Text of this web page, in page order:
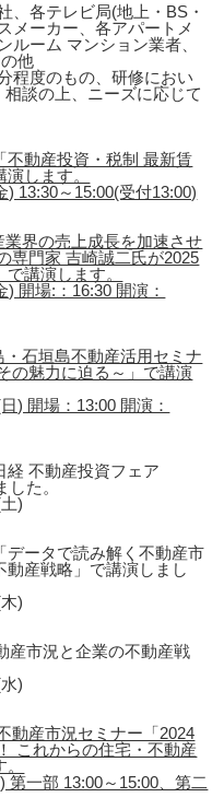
、各テレビ局(地上・BS・
メーカー、各アパートメ
ルーム マンション業者、
他
程度のもの、研修におい
談の上、ニーズに応じて
不動産投資・税制 最新賃
します。
) 13:30～15:00(受付13:00)
界の売上成長を加速させ
専門家 吉崎誠二氏が2025
講演します。
開場:：16:30 開演：
石垣島不動産活用セミナ
の魅力に迫る～」で講演
) 開場：13:00 開演：
不動産投資フェア
た。
)
データで読み解く不動産市
産戦略」で講演しまし
)
産市況と企業の不動産戦
)
動産市況セミナー「2024
これからの住宅・不動産
第一部 13:00～15:00、第二